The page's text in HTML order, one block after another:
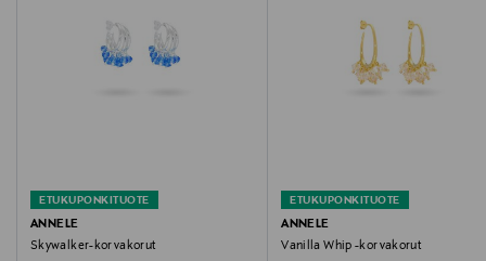
joutumista kosketuksiin veden, saippuan,
pesuaineiden, hajuveden tai hiuslakan kanssa.
Väri
CHAMPAGNE
ETUKUPONKITUOTE
ANNELE
Skywalker-korvakorut
ETUKUPONKITUOTE
ANNELE
Vanilla Whip -korvakorut